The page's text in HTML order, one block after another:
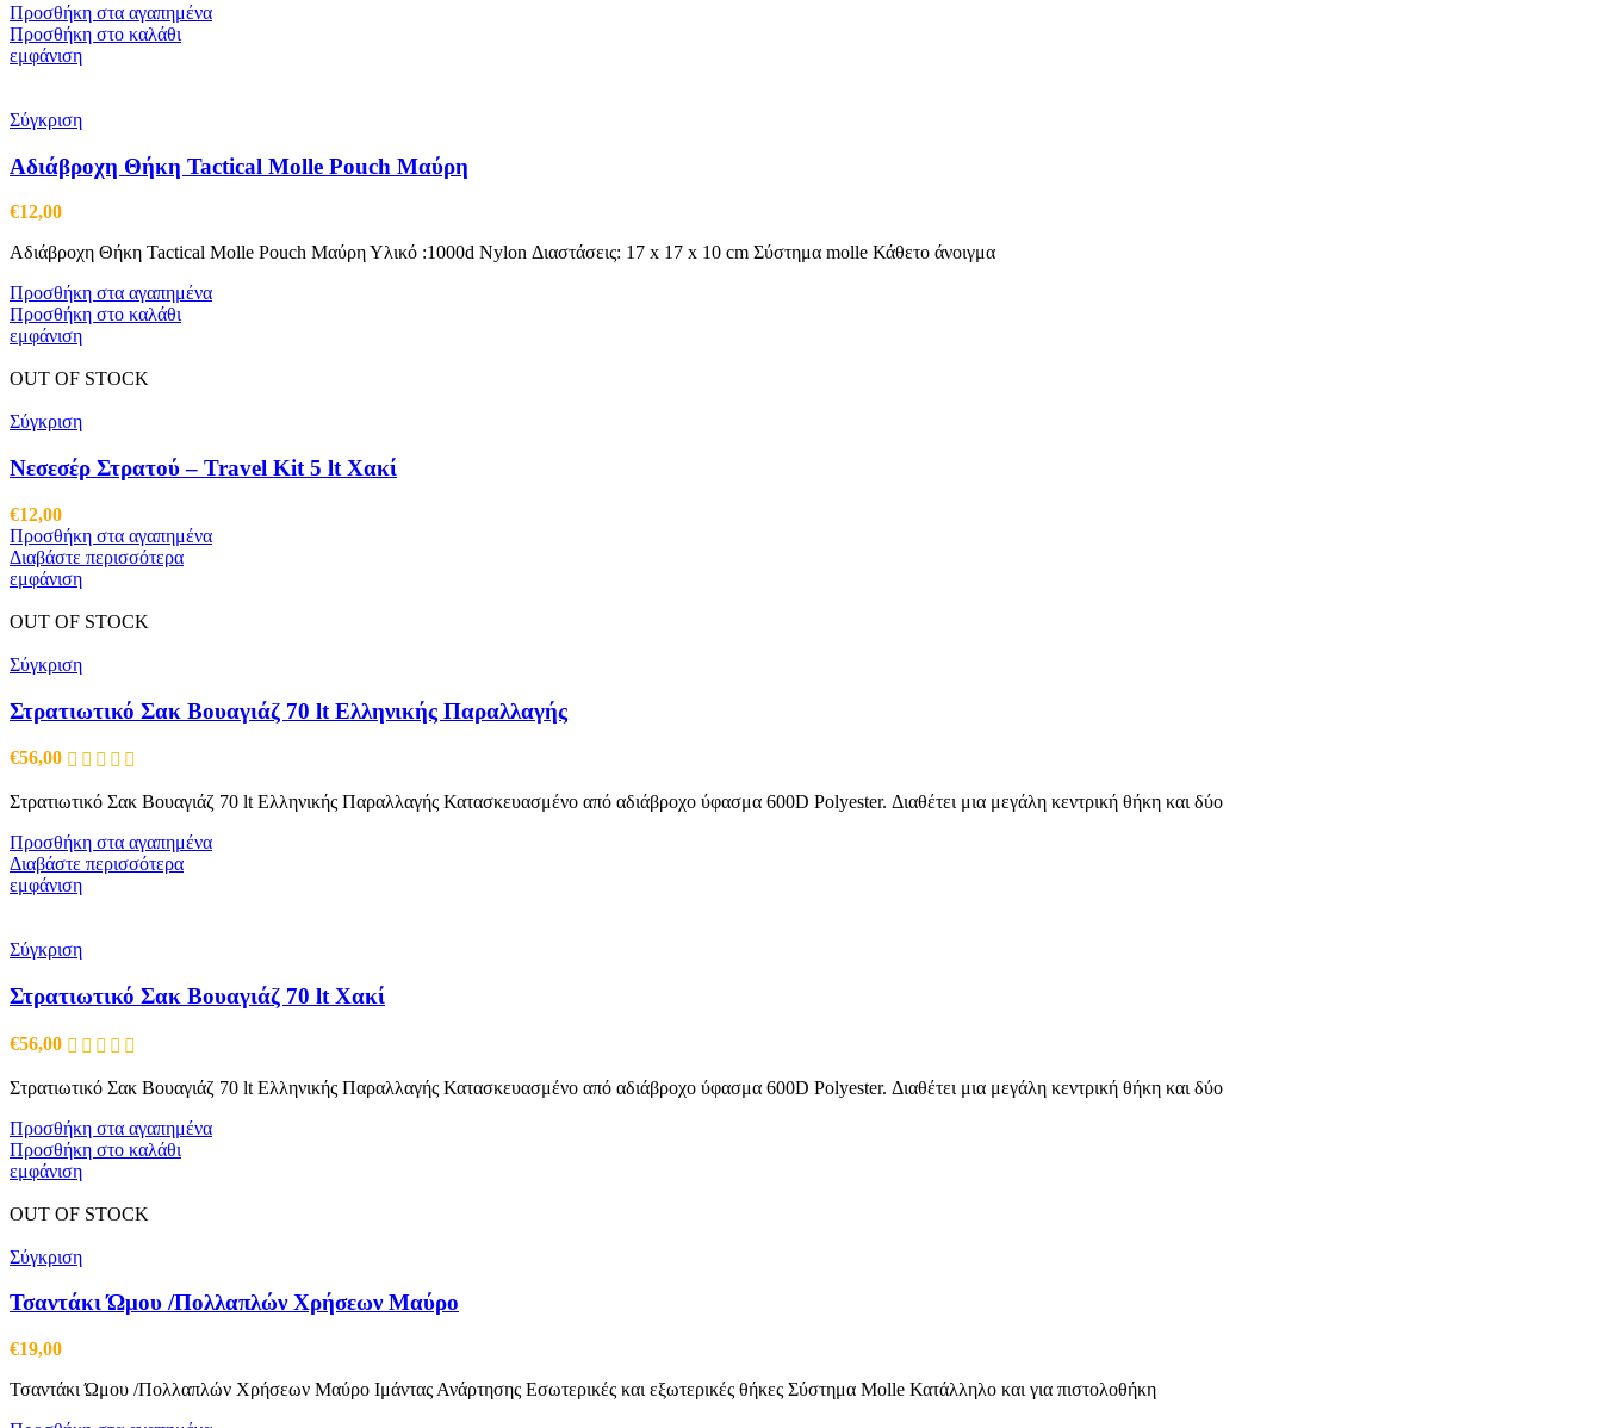
Προσθήκη στα αγαπημένα
Προσθήκη στο καλάθι
εμφάνιση
Σύγκριση
Αδιάβροχη Θήκη Tactical Molle Pouch Μαύρη
€12,00
Αδιάβροχη Θήκη Tactical Molle Pouch Μαύρη Υλικό :1000d Nylon Διαστάσεις: 17 x 17 x 10 cm Σύστημα molle Κάθετο άνοιγμα
Προσθήκη στα αγαπημένα
Προσθήκη στο καλάθι
εμφάνιση
OUT OF STOCK
Σύγκριση
Νεσεσέρ Στρατού – Travel Kit 5 lt Χακί
€12,00
Προσθήκη στα αγαπημένα
Διαβάστε περισσότερα
εμφάνιση
OUT OF STOCK
Σύγκριση
Στρατιωτικό Σακ Βουαγιάζ 70 lt Ελληνικής Παραλλαγής
€56,00
Στρατιωτικό Σακ Βουαγιάζ 70 lt Ελληνικής Παραλλαγής Κατασκευασμένο από αδιάβροχο ύφασμα 600D Polyester. Διαθέτει μια μεγάλη κεντρική θήκη και δύο
Προσθήκη στα αγαπημένα
Διαβάστε περισσότερα
εμφάνιση
Σύγκριση
Στρατιωτικό Σακ Βουαγιάζ 70 lt Χακί
€56,00
Στρατιωτικό Σακ Βουαγιάζ 70 lt Ελληνικής Παραλλαγής Κατασκευασμένο από αδιάβροχο ύφασμα 600D Polyester. Διαθέτει μια μεγάλη κεντρική θήκη και δύο
Προσθήκη στα αγαπημένα
Προσθήκη στο καλάθι
εμφάνιση
OUT OF STOCK
Σύγκριση
Τσαντάκι Ώμου /Πολλαπλών Χρήσεων Μαύρο
€19,00
Τσαντάκι Ώμου /Πολλαπλών Χρήσεων Μαύρο Ιμάντας Ανάρτησης Εσωτερικές και εξωτερικές θήκες Σύστημα Molle Κατάλληλο και για πιστολοθήκη